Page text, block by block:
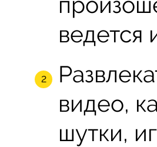
ведется
видео,
шутки,